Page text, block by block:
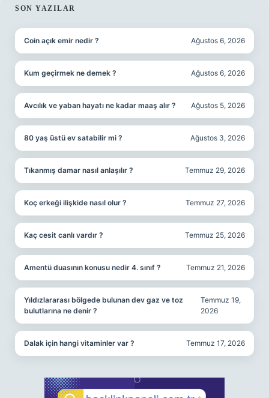
SIDEBAR
SON YAZILAR
Coin açık emir nedir ? Ağustos 6, 2026
Kum geçirmek ne demek ? Ağustos 6, 2026
Avcılık ve yaban hayatı ne kadar maaş alır ? Ağustos 5, 2026
80 yaş üstü ev satabilir mi ? Ağustos 3, 2026
Tıkanmış damar nasıl anlaşılır ? Temmuz 29, 2026
Koç erkeği ilişkide nasıl olur ? Temmuz 27, 2026
Kaç cesit canlı vardır ? Temmuz 25, 2026
Amentü duasının konusu nedir 4. sınıf ? Temmuz 21, 2026
Yıldızlararası bölgede bulunan dev gaz ve toz
bulutlarına ne denir ?
Temmuz 19,
2026
Dalak için hangi vitaminler var ? Temmuz 17, 2026